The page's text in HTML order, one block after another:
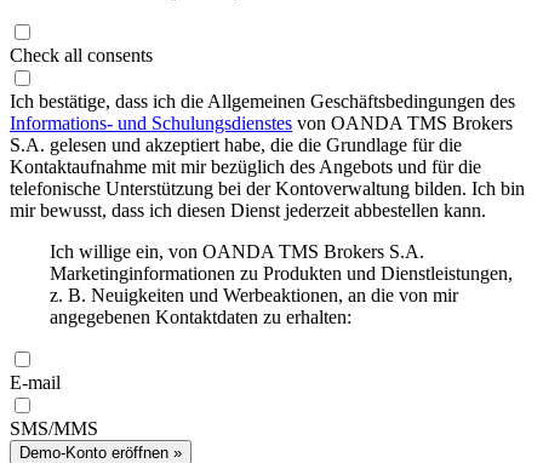
Check all consents
Ich bestätige, dass ich die Allgemeinen Geschäftsbedingungen des
Informations- und Schulungsdienstes von OANDA TMS Brokers
S.A. gelesen und akzeptiert habe, die die Grundlage für die
Kontaktaufnahme mit mir bezüglich des Angebots und für die
telefonische Unterstützung bei der Kontoverwaltung bilden. Ich bin
mir bewusst, dass ich diesen Dienst jederzeit abbestellen kann.
Ich willige ein, von OANDA TMS Brokers S.A.
Marketinginformationen zu Produkten und Dienstleistungen,
z. B. Neuigkeiten und Werbeaktionen, an die von mir
angegebenen Kontaktdaten zu erhalten:
E-mail
SMS/MMS
Demo-Konto eröffnen »